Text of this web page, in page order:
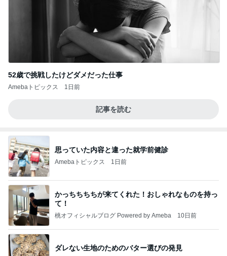
52歳で挑戦したけどダメだった仕事
Amebaトピックス 1日前
記事を読む
思っていた内容と違った就学前健診
Amebaトピックス 1日前
かっちちちちが来てくれた！おしゃれなものを持っ
て！
桃オフィシャルブログ Powered by Ameba 10日前
ダレない生地のためのバター選びの発見